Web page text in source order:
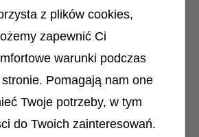
z plików cookies,
zapewnić Ci
warunki podczas
Pomagają nam one
Twoje potrzeby, w tym
do Twoich zainteresowań.